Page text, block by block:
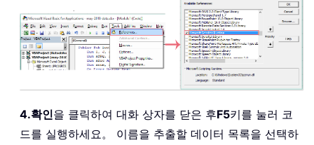
4.확인을 클릭하여 대화 상자를 닫은 후F5키를 눌러 코
드를 실행하세요。 이름을 추출할 데이터 목록을 선택하